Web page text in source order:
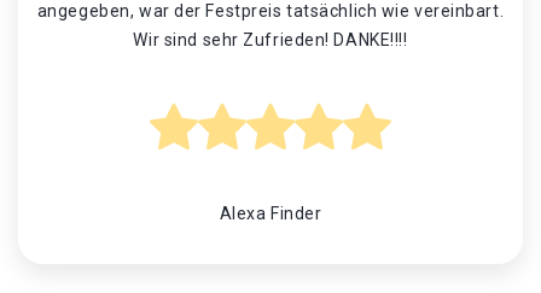
angegeben, war der Festpreis tatsächlich wie vereinbart.
Wir sind sehr Zufrieden! DANKE!!!!
Alexa Finder